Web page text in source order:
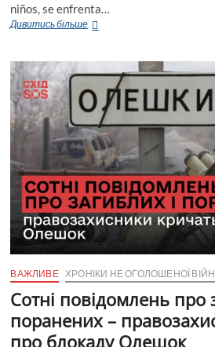
niños, se enfrenta…
Дивитись більше“Los
la
violencia,
el
miedo
y
el
terror
para
despoblar
Jersón
por
fuerza”:
con
Zarina
Zabrisky
ВАЖЛИВЕ ХРОНІКИ НЕ ОГОЛОШЕНОЇ
Сотні повідомлень про
поранених –
про блокаду Олешок